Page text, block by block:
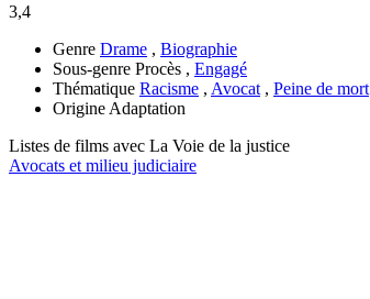
3,4
Genre Drame , Biographie
Sous-genre Procès , Engagé
Thématique Racisme , Avocat , Peine de mort
Origine Adaptation
Listes de films avec La Voie de la justice
Avocats et milieu judiciaire